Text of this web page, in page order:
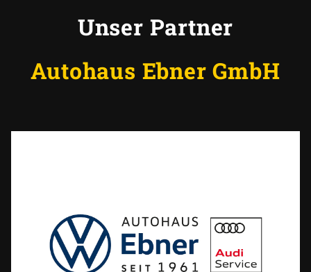
Unser Partner
Autohaus Ebner GmbH